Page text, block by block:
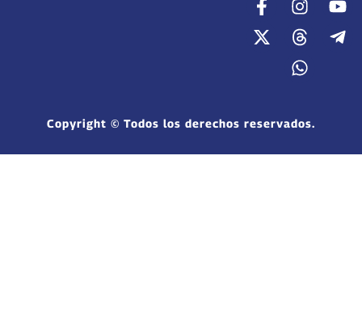
Copyright © Todos los derechos reservados.